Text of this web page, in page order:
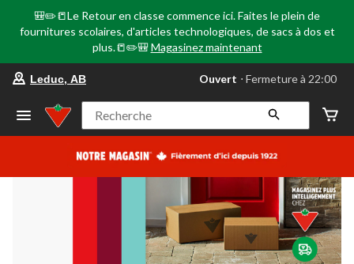
🎒✏️📒Le Retour en classe commence ici. Faites le plein de
fournitures scolaires, d'articles technologiques, de sacs à dos et
plus.📒✏️🎒 Magasinez maintenant
votre
préféré
Leduc,
AB,
courament
Fermeture
à
22:00
cliquer
pour
changer
Leduc, AB Ouvert ⋅ Fermeture à 22:00
Recherche